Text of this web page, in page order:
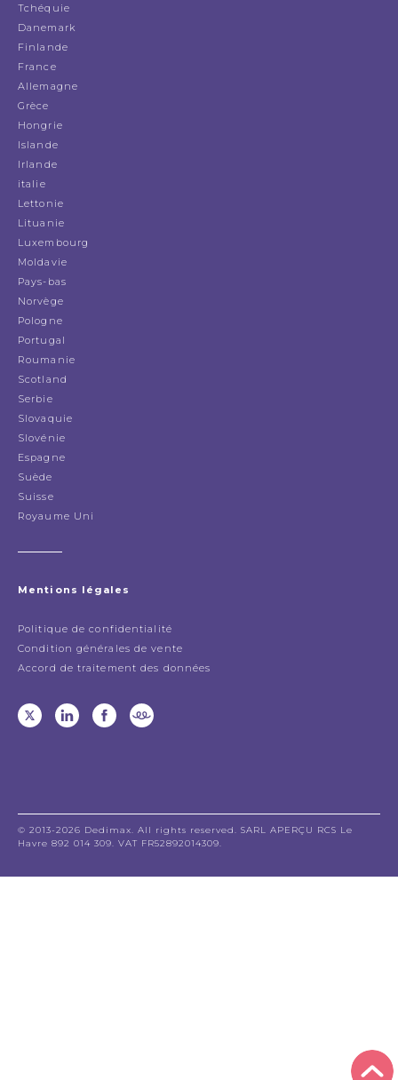
Tchéquie
Danemark
Finlande
France
Allemagne
Grèce
Hongrie
Islande
Irlande
italie
Lettonie
Lituanie
Luxembourg
Moldavie
Pays-bas
Norvège
Pologne
Portugal
Roumanie
Scotland
Serbie
Slovaquie
Slovénie
Espagne
Suède
Suisse
Royaume Uni
Mentions légales
Politique de confidentialité
Condition générales de vente
Accord de traitement des données
© 2013-2026 Dedimax. All rights reserved. SARL APERÇU RCS Le
Havre 892 014 309. VAT FR52892014309.